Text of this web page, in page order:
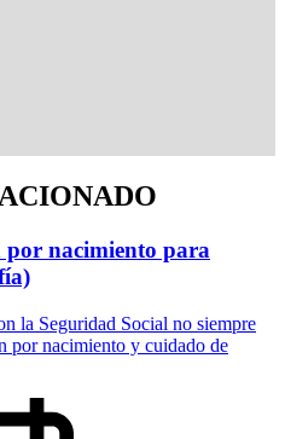
por nacimiento para
la Seguridad Social no siempre
por nacimiento y cuidado de